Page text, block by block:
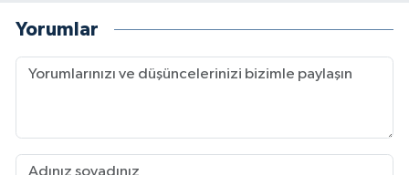
Yorumlar